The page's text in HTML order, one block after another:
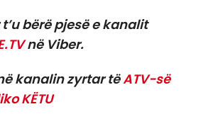
bërë pjesë e kanalit
në Viber.
kanalin zyrtar tëATV-së
KËTU